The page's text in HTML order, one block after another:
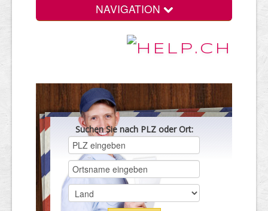
NAVIGATION
Suchen Sie nach PLZ oder Ort: